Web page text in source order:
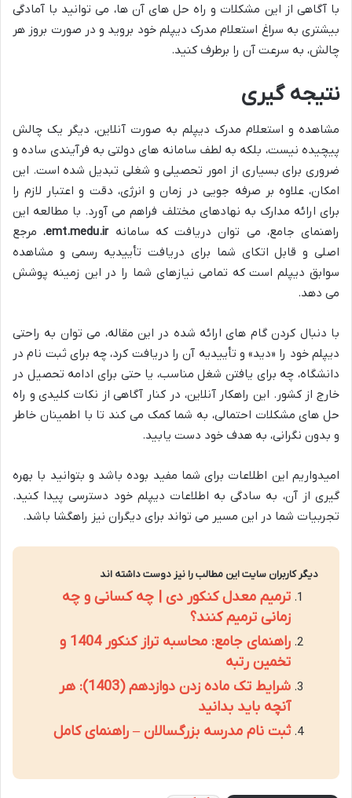
با آگاهی از این مشکلات و راه حل های آن ها، می توانید با آمادگی
بیشتری به سراغ استعلام مدرک دیپلم خود بروید و در صورت بروز هر
چالش، به سرعت آن را برطرف کنید.
نتیجه گیری
مشاهده و استعلام مدرک دیپلم به صورت آنلاین، دیگر یک چالش
پیچیده نیست، بلکه به لطف سامانه های دولتی به فرآیندی ساده و
ضروری برای بسیاری از امور تحصیلی و شغلی تبدیل شده است. این
امکان، علاوه بر صرفه جویی در زمان و انرژی، دقت و اعتبار لازم را
برای ارائه مدارک به نهادهای مختلف فراهم می آورد. با مطالعه این
راهنمای جامع، می توان دریافت که سامانهemt.medu.ir، مرجع
اصلی و قابل اتکای شما برای دریافت تأییدیه رسمی و مشاهده
سوابق دیپلم است که تمامی نیازهای شما را در این زمینه پوشش
می دهد.
با دنبال کردن گام های ارائه شده در این مقاله، می توان به راحتی
دیپلم خود را «دید» و تأییدیه آن را دریافت کرد، چه برای ثبت نام در
دانشگاه، چه برای یافتن شغل مناسب، یا حتی برای ادامه تحصیل در
خارج از کشور. این راهکار آنلاین، در کنار آگاهی از نکات کلیدی و راه
حل های مشکلات احتمالی، به شما کمک می کند تا با اطمینان خاطر
و بدون نگرانی، به هدف خود دست یابید.
امیدواریم این اطلاعات برای شما مفید بوده باشد و بتوانید با بهره
گیری از آن، به سادگی به اطلاعات دیپلم خود دسترسی پیدا کنید.
تجربیات شما در این مسیر می تواند برای دیگران نیز راهگشا باشد.
دیگر کاربران سایت این مطالب را نیز دوست داشته اند
ترمیم معدل کنکور دی | چه کسانی و چه
زمانی ترمیم کنند؟
راهنمای جامع: محاسبه تراز کنکور 1404 و
تخمین رتبه
شرایط تک ماده زدن دوازدهم (1403): هر
آنچه باید بدانید
ثبت نام مدرسه بزرگسالان – راهنمای کامل